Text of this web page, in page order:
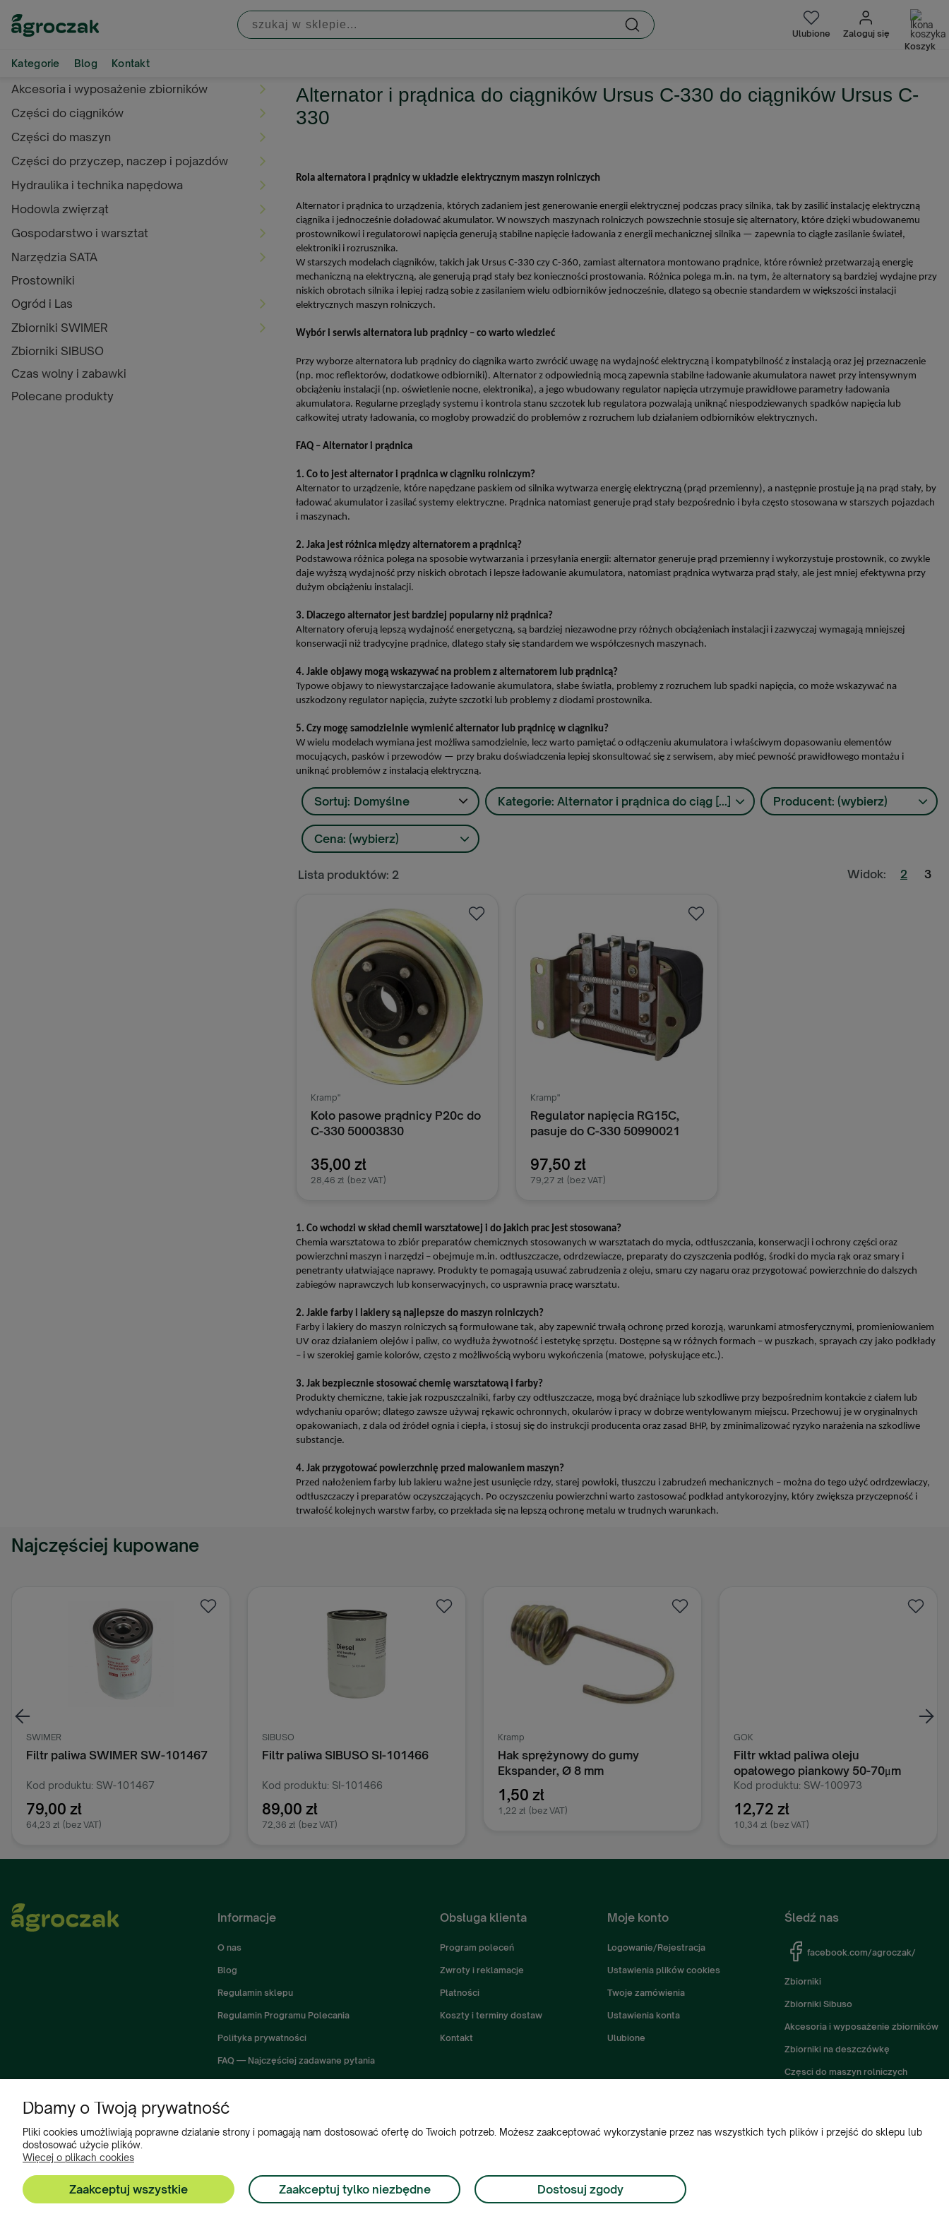
Ulubione
Zaloguj się
Koszyk
Kategorie Blog Kontakt
Alternator i prądnica do ciągników Ursus C-330 do ciągników Ursus C-
330
Akcesoria i wyposażenie zbiorników
Części do ciągników
Części do maszyn
Części do przyczep, naczep i pojazdów
Hydraulika i technika napędowa
Hodowla zwięrząt
Gospodarstwo i warsztat
Narzędzia SATA
Prostowniki
Ogród i Las
Zbiorniki SWIMER
Zbiorniki SIBUSO
Czas wolny i zabawki
Polecane produkty
Rola alternatora i prądnicy w układzie elektrycznym maszyn rolniczych
Alternator i prądnica to urządzenia, których zadaniem jest generowanie energii elektrycznej podczas pracy silnika, tak by zasilić instalację elektryczną
ciągnika i jednocześnie doładować akumulator. W nowszych maszynach rolniczych powszechnie stosuje się alternatory, które dzięki wbudowanemu
prostownikowi i regulatorowi napięcia generują stabilne napięcie ładowania z energii mechanicznej silnika — zapewnia to ciągłe zasilanie świateł,
elektroniki i rozrusznika.
W starszych modelach ciągników, takich jak Ursus C-330 czy C-360, zamiast alternatora montowano prądnice, które również przetwarzają energię
mechaniczną na elektryczną, ale generują prąd stały bez konieczności prostowania. Różnica polega m.in. na tym, że alternatory są bardziej wydajne przy
niskich obrotach silnika i lepiej radzą sobie z zasilaniem wielu odbiorników jednocześnie, dlatego są obecnie standardem w większości instalacji
elektrycznych maszyn rolniczych.
Wybór i serwis alternatora lub prądnicy – co warto wiedzieć
Przy wyborze alternatora lub prądnicy do ciągnika warto zwrócić uwagę na wydajność elektryczną i kompatybilność z instalacją oraz jej przeznaczenie
(np. moc reflektorów, dodatkowe odbiorniki). Alternator z odpowiednią mocą zapewnia stabilne ładowanie akumulatora nawet przy intensywnym
obciążeniu instalacji (np. oświetlenie nocne, elektronika), a jego wbudowany regulator napięcia utrzymuje prawidłowe parametry ładowania
akumulatora. Regularne przeglądy systemu i kontrola stanu szczotek lub regulatora pozwalają uniknąć niespodziewanych spadków napięcia lub
całkowitej utraty ładowania, co mogłoby prowadzić do problemów z rozruchem lub działaniem odbiorników elektrycznych.
FAQ – Alternator i prądnica
1. Co to jest alternator i prądnica w ciągniku rolniczym?
Alternator to urządzenie, które napędzane paskiem od silnika wytwarza energię elektryczną (prąd przemienny), a następnie prostuje ją na prąd stały, by
ładować akumulator i zasilać systemy elektryczne. Prądnica natomiast generuje prąd stały bezpośrednio i była często stosowana w starszych pojazdach
i maszynach.
2. Jaka jest różnica między alternatorem a prądnicą?
Podstawowa różnica polega na sposobie wytwarzania i przesyłania energii: alternator generuje prąd przemienny i wykorzystuje prostownik, co zwykle
daje wyższą wydajność przy niskich obrotach i lepsze ładowanie akumulatora, natomiast prądnica wytwarza prąd stały, ale jest mniej efektywna przy
dużym obciążeniu instalacji.
3. Dlaczego alternator jest bardziej popularny niż prądnica?
Alternatory oferują lepszą wydajność energetyczną, są bardziej niezawodne przy różnych obciążeniach instalacji i zazwyczaj wymagają mniejszej
konserwacji niż tradycyjne prądnice, dlatego stały się standardem we współczesnych maszynach.
4. Jakie objawy mogą wskazywać na problem z alternatorem lub prądnicą?
Typowe objawy to niewystarczające ładowanie akumulatora, słabe światła, problemy z rozruchem lub spadki napięcia, co może wskazywać na
uszkodzony regulator napięcia, zużyte szczotki lub problemy z diodami prostownika.
5. Czy mogę samodzielnie wymienić alternator lub prądnicę w ciągniku?
W wielu modelach wymiana jest możliwa samodzielnie, lecz warto pamiętać o odłączeniu akumulatora i właściwym dopasowaniu elementów
mocujących, pasków i przewodów — przy braku doświadczenia lepiej skonsultować się z serwisem, aby mieć pewność prawidłowego montażu i
uniknąć problemów z instalacją elektryczną.
Sortuj: Domyślne Kategorie: Alternator i prądnica do ciąg [...] Producent: (wybierz)
Cena: (wybierz)
Lista produktów: 2 Widok: 2 3
Kramp"
Koło pasowe prądnicy P20c do
C-330 50003830
35,00 zł
28,46 zł (bez VAT)
Dodaj do koszyka
Kramp"
Regulator napięcia RG15C,
pasuje do C-330 50990021
97,50 zł
79,27 zł (bez VAT)
Dodaj do koszyka
1. Co wchodzi w skład chemii warsztatowej i do jakich prac jest stosowana?
Chemia warsztatowa to zbiór preparatów chemicznych stosowanych w warsztatach do mycia, odtłuszczania, konserwacji i ochrony części oraz
powierzchni maszyn i narzędzi – obejmuje m.in. odtłuszczacze, odrdzewiacze, preparaty do czyszczenia podłóg, środki do mycia rąk oraz smary i
penetranty ułatwiające naprawy. Produkty te pomagają usuwać zabrudzenia z oleju, smaru czy nagaru oraz przygotować powierzchnie do dalszych
zabiegów naprawczych lub konserwacyjnych, co usprawnia pracę warsztatu.
2. Jakie farby i lakiery są najlepsze do maszyn rolniczych?
Farby i lakiery do maszyn rolniczych są formułowane tak, aby zapewnić trwałą ochronę przed korozją, warunkami atmosferycznymi, promieniowaniem
UV oraz działaniem olejów i paliw, co wydłuża żywotność i estetykę sprzętu. Dostępne są w różnych formach – w puszkach, sprayach czy jako podkłady
– i w szerokiej gamie kolorów, często z możliwością wyboru wykończenia (matowe, połyskujące etc.).
3. Jak bezpiecznie stosować chemię warsztatową i farby?
Produkty chemiczne, takie jak rozpuszczalniki, farby czy odtłuszczacze, mogą być drażniące lub szkodliwe przy bezpośrednim kontakcie z ciałem lub
wdychaniu oparów; dlatego zawsze używaj rękawic ochronnych, okularów i pracy w dobrze wentylowanym miejscu. Przechowuj je w oryginalnych
opakowaniach, z dala od źródeł ognia i ciepła, i stosuj się do instrukcji producenta oraz zasad BHP, by zminimalizować ryzyko narażenia na szkodliwe
substancje.
4. Jak przygotować powierzchnię przed malowaniem maszyn?
Przed nałożeniem farby lub lakieru ważne jest usunięcie rdzy, starej powłoki, tłuszczu i zabrudzeń mechanicznych – można do tego użyć odrdzewiaczy,
odtłuszczaczy i preparatów oczyszczających. Po oczyszczeniu powierzchni warto zastosować podkład antykorozyjny, który zwiększa przyczepność i
trwałość kolejnych warstw farby, co przekłada się na lepszą ochronę metalu w trudnych warunkach.
Najczęściej kupowane
SWIMER
Filtr paliwa SWIMER SW-101467
Kod produktu: SW-101467
79,00 zł
64,23 zł (bez VAT)
SIBUSO
Filtr paliwa SIBUSO SI-101466
Kod produktu: SI-101466
89,00 zł
72,36 zł (bez VAT)
Kramp
Hak sprężynowy do gumy
Ekspander, Ø 8 mm
1,50 zł
1,22 zł (bez VAT)
Dodaj do koszyka
GOK
Filtr wkład paliwa oleju
opałowego piankowy 50-70μm
GOK
Kod produktu: SW-100973
12,72 zł
10,34 zł (bez VAT)
Informacje
O nas
Blog
Regulamin sklepu
Regulamin Programu Polecania
Polityka prywatności
FAQ — Najczęściej zadawane pytania
Obsługa klienta
Program poleceń
Zwroty i reklamacje
Płatności
Koszty i terminy dostaw
Kontakt
Moje konto
Logowanie/Rejestracja
Ustawienia plików cookies
Twoje zamówienia
Ustawienia konta
Ulubione
Śledź nas
facebook.com/agroczak/
Zbiorniki
Zbiorniki Sibuso
Akcesoria i wyposażenie zbiorników
Zbiorniki na deszczówkę
Częsci do maszyn rolniczych
Dbamy o Twoją prywatność
Pliki cookies umożliwiają poprawne działanie strony i pomagają nam dostosować ofertę do Twoich potrzeb. Możesz zaakceptować wykorzystanie przez nas wszystkich tych plików i przejść do sklepu lub
dostosować użycie plików.
Więcej o plikach cookies
Zaakceptuj wszystkie Zaakceptuj tylko niezbędne Dostosuj zgody